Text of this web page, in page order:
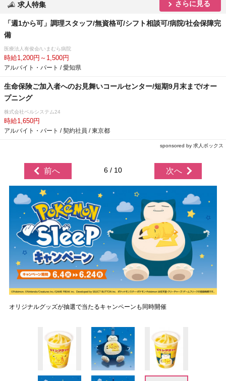
求人特集 さらに見る
「週1から可」調理スタッフ/無資格可/シフト相談可/病院/社会保障完
備
医療法人有俊会/いまむら病院
時給1,200円～1,500円
アルバイト・パート / 愛知県
生命保険ご加入者へのお見舞いコールセンター/短期9月末まで/オー
プニング
株式会社ベルシステム24
時給1,650円
アルバイト・パート / 契約社員 / 東京都
sponsored by 求人ボックス
前へ 6 / 10 次へ
オリジナルグッズが抽選で当たるキャンペーンも同時開催